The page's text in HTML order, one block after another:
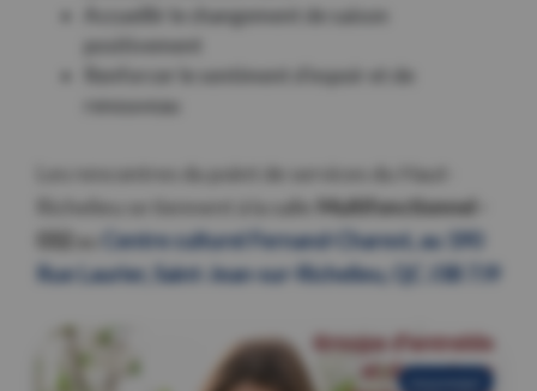
Accueillir le changement de saison
positivement
Renforcer le sentiment d’espoir et de
renouveau
Les rencontres du point de services du Haut-
Richelieu se tiennent
à la salle
Multifonctionnel -
032
au
Centre culturel Fernand-Charest, au 190
Rue Laurier, Saint-Jean-sur-Richelieu, QC J3B 7J9